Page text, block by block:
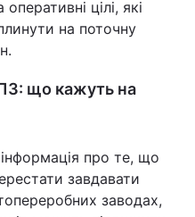
цілі, які
на поточну
що кажуть на
про те, що
завдавати
заводах,